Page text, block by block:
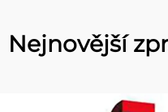
Nejnovější